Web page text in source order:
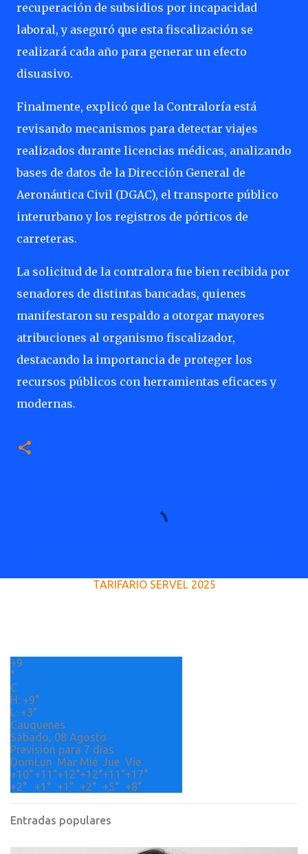
recuperación de subsidios por incapacidad
laboral, y aseguró que esta fiscalización se
realizará cada año para generar un efecto
disuasivo.
Finalmente, explicó que la Contraloría está
revisando mecanismos para detectar viajes
realizados durante licencias médicas, analizando
bases de datos de la Dirección General de
Aeronáutica Civil (DGAC), el transporte público
interurbano y los registros de pórticos de
carreteras.
La solicitud de la contralora fue bien recibida por
senadores de distintas bancadas, quienes
manifestaron su respaldo a otorgar mayores
atribuciones al organismo fiscalizador,
destacando la importancia de proteger los
recursos públicos con herramientas eficaces y
modernas.
s
TARIFARIO SERVEL 2025
+9
°
C
H: +9°
L: +3°
Cauquenes
Sábado, 08 Agosto
Previsión para 7 días
DomLun Mar Mié Jue Vie
+10°+11°+12°+12°+11°+17°
+2° +1° +1° +2° +5° +8°
Entradas populares